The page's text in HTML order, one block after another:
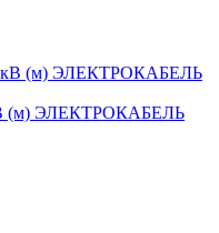
(м) ЭЛЕКТРОКАБЕЛЬ